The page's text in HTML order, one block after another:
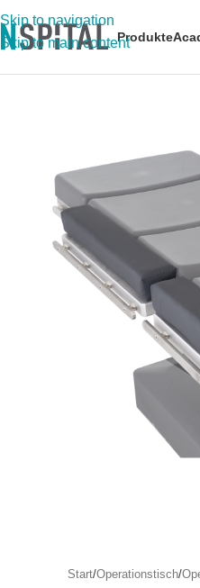
Skip to navigation
Skip to main contentProdukte
Start/Operationstisch/